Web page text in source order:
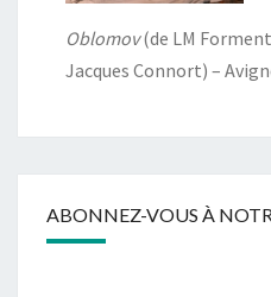
Oblomov(de LM
Jacques Connort) –
ABONNEZ-VOUS À